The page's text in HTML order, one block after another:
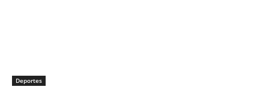
Deportes